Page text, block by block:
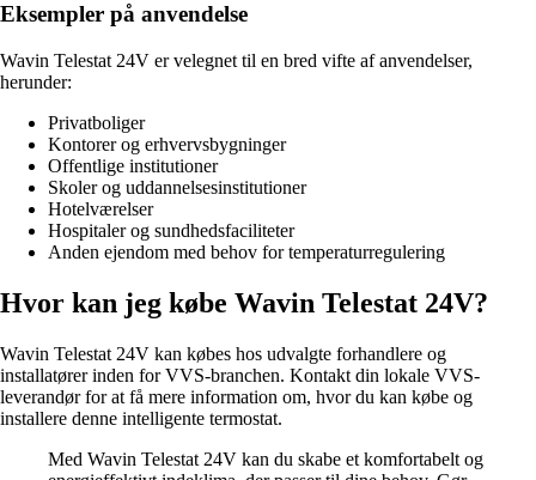
Eksempler på anvendelse
Wavin Telestat 24V er velegnet til en bred vifte af anvendelser,
herunder:
Privatboliger
Kontorer og erhvervsbygninger
Offentlige institutioner
Skoler og uddannelsesinstitutioner
Hotelværelser
Hospitaler og sundhedsfaciliteter
Anden ejendom med behov for temperaturregulering
Hvor kan jeg købe Wavin Telestat 24V?
Wavin Telestat 24V kan købes hos udvalgte forhandlere og
installatører inden for VVS-branchen. Kontakt din lokale VVS-
leverandør for at få mere information om, hvor du kan købe og
installere denne intelligente termostat.
Med Wavin Telestat 24V kan du skabe et komfortabelt og